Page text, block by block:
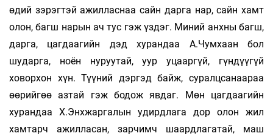
өдий зэрэгтэй ажилласнаа сайн дарга нар, сайн хамт
олон, багш нарын ач тус гэж үздэг. Миний анхны багш,
дарга, цагдаагийн дэд хурандаа А.Чумхаан бол
шударга, ноён нуруутай, уур уцааргүй, гүндүүгүй
ховорхон хүн. Түүний дэргэд байж, суралцсанаараа
өөрийгөө азтай гэж бодож явдаг. Мөн цагдаагийн
хурандаа Х.Энхжаргалын удирдлага дор олон жил
хамтарч ажилласан, зарчимч шаардлагатай, маш